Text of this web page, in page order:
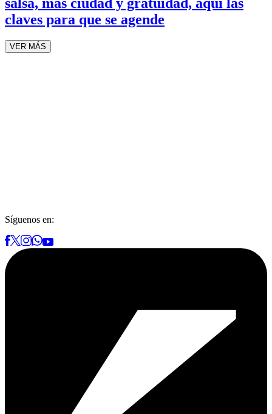
claves para que se agende
VER MÁS
Síguenos en: